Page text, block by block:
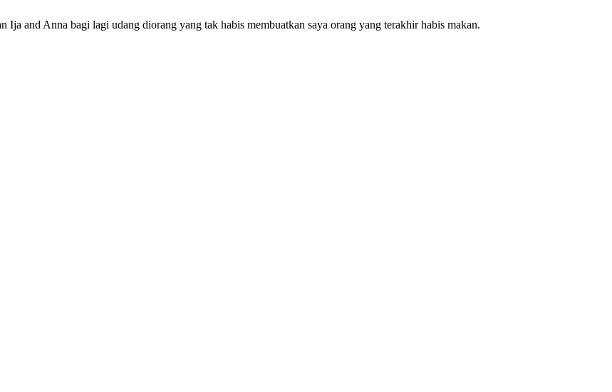
and Anna bagi lagi udang diorang yang tak habis membuatkan saya orang yang terakhir habis makan.